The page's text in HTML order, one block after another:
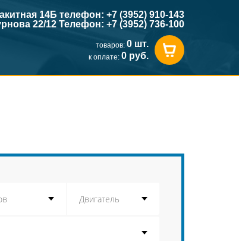
14Б телефон: +7 (3952) 910-143
22/12 Телефон: +7 (3952) 736-100
товаров: 0 шт.
к оплате: 0 руб.